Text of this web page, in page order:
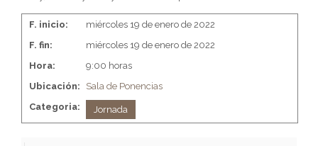
F. inicio:
miércoles 19 de enero de 2022
F. fin:
miércoles 19 de enero de 2022
Hora:
9:00 horas
Ubicación:
Sala de Ponencias
Categoria:
Jornada